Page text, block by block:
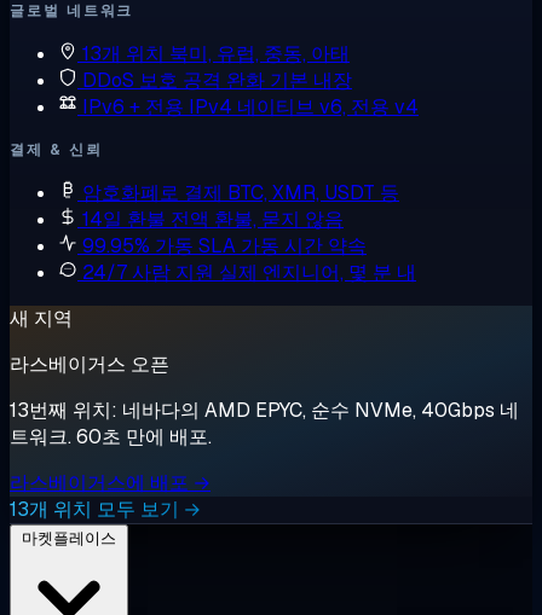
글로벌 네트워크
13개 위치 북미, 유럽, 중동, 아태
DDoS 보호 공격 완화 기본 내장
IPv6 + 전용 IPv4 네이티브 v6, 전용 v4
결제 & 신뢰
암호화폐로 결제 BTC, XMR, USDT 등
14일 환불 전액 환불, 묻지 않음
99.95% 가동 SLA 가동 시간 약속
24/7 사람 지원 실제 엔지니어, 몇 분 내
새 지역
라스베이거스 오픈
13번째 위치: 네바다의 AMD EPYC, 순수 NVMe, 40Gbps 네
트워크. 60초 만에 배포.
라스베이거스에 배포 →
13개 위치 모두 보기 →